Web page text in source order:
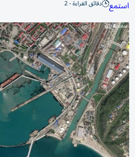
استمع دقائق القراءة - 2